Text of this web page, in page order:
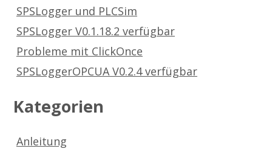
SPSLogger und PLCSim
SPSLogger V0.1.18.2 verfügbar
Probleme mit ClickOnce
SPSLoggerOPCUA V0.2.4 verfügbar
Kategorien
Anleitung